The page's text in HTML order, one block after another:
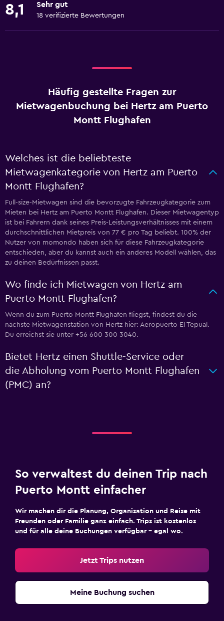
8,1 Sehr gut
18 verifizierte Bewertungen
Häufig gestellte Fragen zur
Mietwagenbuchung bei Hertz am Puerto
Montt Flughafen
Welches ist die beliebteste
Mietwagenkategorie von Hertz am Puerto
Montt Flughafen?
Full-size-Mietwagen sind die bevorzugte Fahrzeugkategorie zum
Mieten bei Hertz am Puerto Montt Flughafen. Dieser Mietwagentyp
ist bei Fahrern dank seines Preis-Leistungsverhältnisses mit einem
durchschnittlichen Mietpreis von 77 € pro Tag beliebt. 100% der
Nutzer von momondo haben sich für diese Fahrzeugkategorie
entschieden, aber du kannst auch ein anderes Modell wählen, das
zu deinen Bedürfnissen passt.
Wo finde ich Mietwagen von Hertz am
Puerto Montt Flughafen?
Wenn du zum Puerto Montt Flughafen fliegst, findest du die
nächste Mietwagenstation von Hertz hier: Aeropuerto El Tepual.
Du erreichst sie unter +56 600 300 3040.
Bietet Hertz einen Shuttle-Service oder
die Abholung vom Puerto Montt Flughafen
(PMC) an?
So verwaltest du deinen Trip nach
Puerto Montt einfacher
Wir machen dir die Planung, Organisation und Reise mit
Freunden oder Familie ganz einfach. Trips ist kostenlos
und für alle deine Buchungen verfügbar – egal wo.
Jetzt Trips nutzen
Meine Buchung suchen